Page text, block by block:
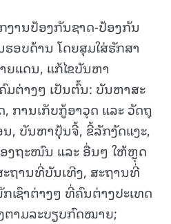
ງານປ້ອງກັນຊາດ-ປ້ອງກັນ
ອບດ້ານ ໂດຍສຸມໃສ່ຮັກສາ
ຍແດນ, ແກ້ໄຂບັນຫາ
ຕ່າງໆ ເປັນຕົ້ນ: ບັນຫາສະ
ການເກັບກູ້ອາວຸດ ແລະ ວັດຖຸ
ນ, ບັນຫາປຸ້ນຈີ້, ຂີ້ລັກງັດແງະ,
ງຖະໜົນ ແລະ ອື່ນໆ ໃຫ້ຫຼຸດ
ຖານທີ່ບັນເທີງ, ສະຖານທີ່
ເຊົາຕ່າງໆ ທີ່ຄົນຕ່າງປະເທດ
ຕາມລະບຽບກົດໝາຍ;